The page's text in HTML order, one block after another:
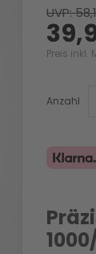
UVP:
Preis inkl.
Anzahl